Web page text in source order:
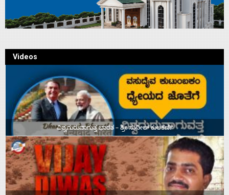
Videos
ವಿಶ್ವಗುರುವಾಗುತ್ತ ಭಾರತ – ಶ್ರೀ ಸುನೀಲ್‌ ಕುಲಕರ್ಣಿ